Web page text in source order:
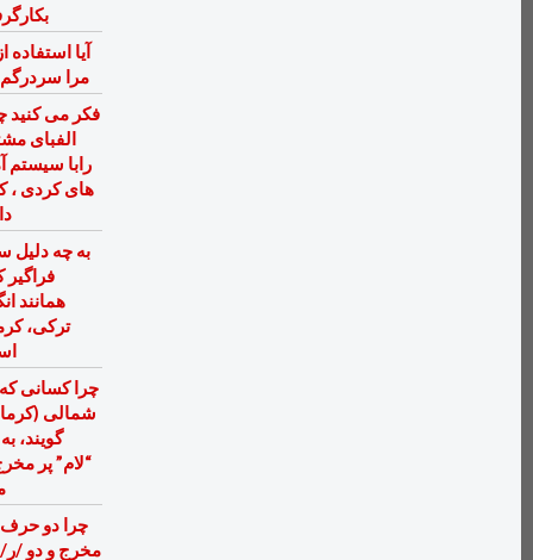
آيا استفاده
مرا
فكر می كنيد
الفبای
رابا سيستم
های كردی ،
به چه دلیل
همانند
ترکی،
چرا کسانی
شمالی
گویند،
“لام” پر
چرا دو حرف
مخرج و دو /